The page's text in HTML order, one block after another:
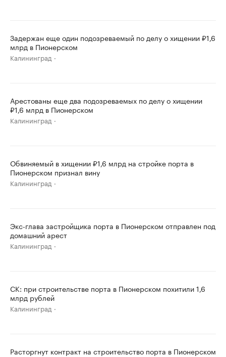
Задержан еще один подозреваемый по делу о хищении ₽1,6
млрд в Пионерском
Калининград
Арестованы еще два подозреваемых по делу о хищении
₽1,6 млрд в Пионерском
Калининград
Обвиняемый в хищении ₽1,6 млрд на стройке порта в
Пионерском признал вину
Калининград
Экс-глава застройщика порта в Пионерском отправлен под
домашний арест
Калининград
СК: при строительстве порта в Пионерском похитили 1,6
млрд рублей
Калининград
Расторгнут контракт на строительство порта в Пионерском